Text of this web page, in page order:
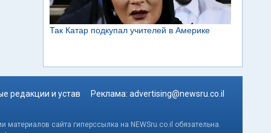
редакции и устав Реклама: advertising@newsru.co.il
сайта гиперссылка на NEWSru.co.il обязательна.